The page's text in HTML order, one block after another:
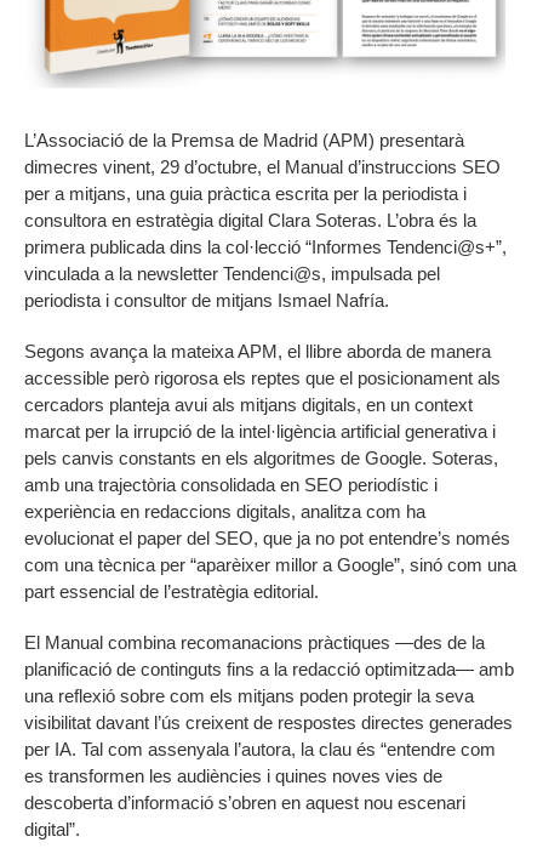
L’Associació de la Premsa de Madrid (APM) presentarà
dimecres vinent, 29 d’octubre, el Manual d’instruccions SEO
per a mitjans, una guia pràctica escrita per la periodista i
consultora en estratègia digital Clara Soteras. L’obra és la
primera publicada dins la col·lecció “Informes Tendenci@s+”,
vinculada a la newsletter Tendenci@s, impulsada pel
periodista i consultor de mitjans Ismael Nafría.
Segons avança la mateixa APM, el llibre aborda de manera
accessible però rigorosa els reptes que el posicionament als
cercadors planteja avui als mitjans digitals, en un context
marcat per la irrupció de la intel·ligència artificial generativa i
pels canvis constants en els algoritmes de Google. Soteras,
amb una trajectòria consolidada en SEO periodístic i
experiència en redaccions digitals, analitza com ha
evolucionat el paper del SEO, que ja no pot entendre’s només
com una tècnica per “aparèixer millor a Google”, sinó com una
part essencial de l’estratègia editorial.
El Manual combina recomanacions pràctiques —des de la
planificació de continguts fins a la redacció optimitzada— amb
una reflexió sobre com els mitjans poden protegir la seva
visibilitat davant l’ús creixent de respostes directes generades
per IA. Tal com assenyala l’autora, la clau és “entendre com
es transformen les audiències i quines noves vies de
descoberta d’informació s’obren en aquest nou escenari
digital”.